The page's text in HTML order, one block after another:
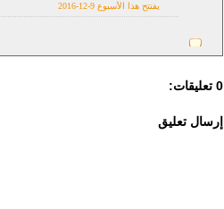
يفتتح هذا الأسبوع 9-12-2016
0 تعليقات:
إرسال تعليق